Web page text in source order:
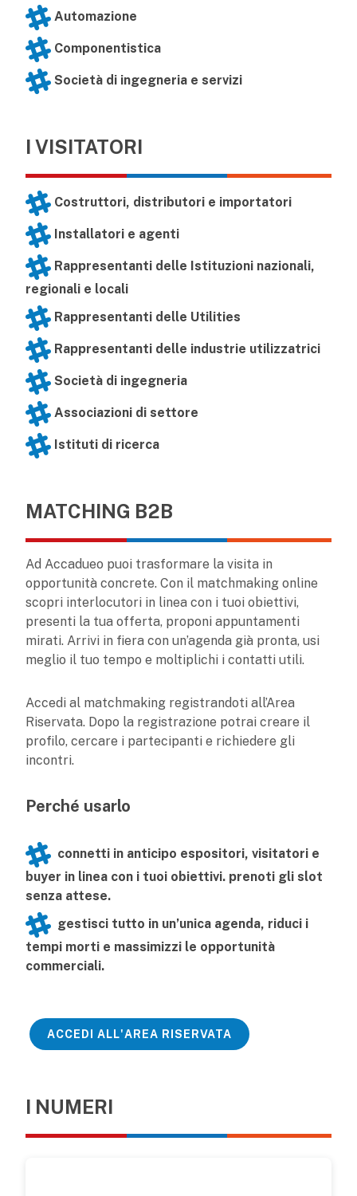
Automazione
Componentistica
Società di ingegneria e servizi
I VISITATORI
Costruttori, distributori e importatori
Installatori e agenti
Rappresentanti delle Istituzioni nazionali,
regionali e locali
Rappresentanti delle Utilities
Rappresentanti delle industrie utilizzatrici
Società di ingegneria
Associazioni di settore
Istituti di ricerca
MATCHING B2B
Ad Accadueo puoi trasformare la visita in
opportunità concrete. Con il matchmaking online
scopri interlocutori in linea con i tuoi obiettivi,
presenti la tua offerta, proponi appuntamenti
mirati. Arrivi in fiera con un’agenda già pronta, usi
meglio il tuo tempo e moltiplichi i contatti utili.
Accedi al matchmaking registrandoti all’Area
Riservata. Dopo la registrazione potrai creare il
profilo, cercare i partecipanti e richiedere gli
incontri.
Perché usarlo
connetti in anticipo espositori, visitatori e
buyer in linea con i tuoi obiettivi. prenoti gli slot
senza attese.
gestisci tutto in un’unica agenda, riduci i
tempi morti e massimizzi le opportunità
commerciali.
ACCEDI ALL'AREA RISERVATA
I NUMERI